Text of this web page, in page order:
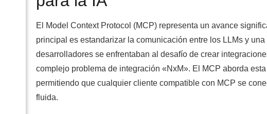
El Model Context Protocol (MCP) representa un avance
principal es estandarizar la comunicación entre los LLMs y
desarrolladores se enfrentaban al desafío de crear
complejo problema de integración «NxM». El MCP aborda
permitiendo que cualquier cliente compatible con MCP se
fluida.